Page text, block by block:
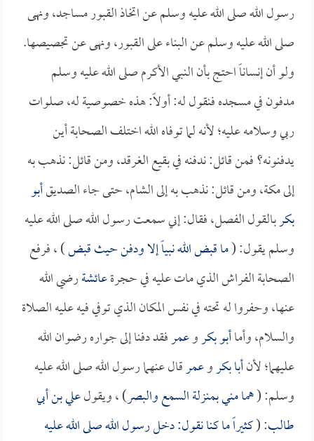
رسول الله صلى الله عليه وسلم عن اتخاذ القبور مساجد، ونهى
صلى الله عليه وسلم عن البناء على القبور، ونهى عن تجصيصها.
ولو أن إنساناً احتج بأن النبي الأكرم صلى الله عليه وسلم
مدفون في مسجده فنقول له: أولاً: هذه خصوصية له، صلوات
ربي وسلامه عليه؛ لأنه لما توفاه الله اختلف الصحابة أين
يدفنونه؟ فمن قائل: ندفنه في بقيع الغرقد، ومن قائل: نذهب به
إلى مكة، ومن قائل: نذهب به إلى الشام، حتى جاء الصديقأبو
بكربالقول الفصل، فقال: إني سمعت رسول الله صلى الله عليه
وسلم يقول: (ما قبض الله نبياً إلا ودفن حيث قبض) ، فرفع
الصحابة الفراش الذي مات عليه في حجرةعائشةرضي الله
عنها، وحفروا له تحته في نفس المكان الذي توفي فيه عليه الصلاة
والسلام، وأماأبو بكروعمرفقد دفنا إلى جواره رضوان الله
عليهما؛ لأنأبا بكروعمرقال عنهما رسول الله صلى الله عليه
وسلم: (هما مني بمنزلة السمع والبصر) ، ويقولعلي بن أبي
طالب: (كثيراً ما كنا نقول: دخل رسول الله صلى الله عليه